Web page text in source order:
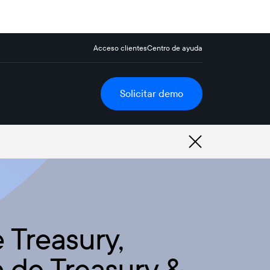
Acceso clientesCentro de ayuda
Solicitar demo